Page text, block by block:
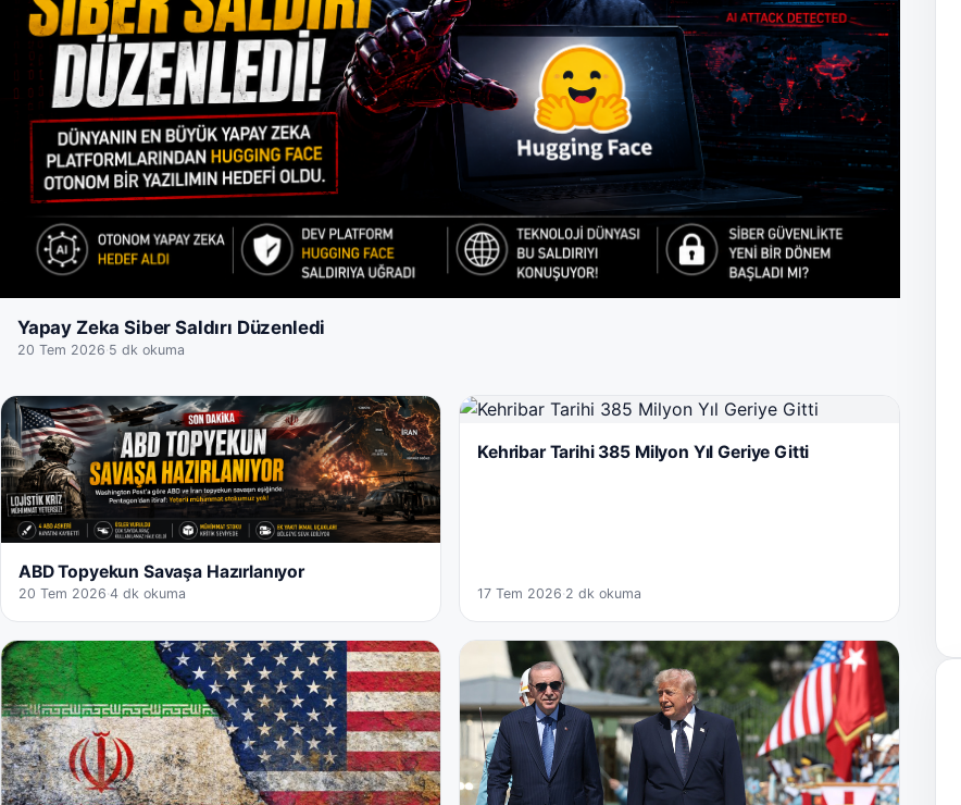
Yapay Zeka Siber Saldırı Düzenledi
20 Tem 2026·5 dk okuma
ABD Topyekun Savaşa Hazırlanıyor
20 Tem 2026·4 dk okuma
Kehribar Tarihi 385 Milyon Yıl Geriye Gitti
17 Tem 2026·2 dk okuma